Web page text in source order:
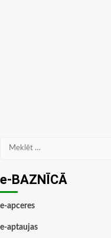
Meklēt:
e-BAZNĪCĀ
e-apceres
e-aptaujas